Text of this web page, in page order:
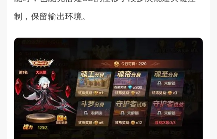
制，保留输出环境。